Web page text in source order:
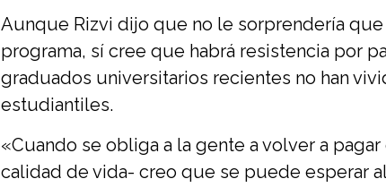
Aunque Rizvi dijo que no le sorprendería
programa, sí cree que habrá resistencia por
graduados universitarios recientes no han
estudiantiles.
«Cuando se obliga a la gente a volver a
calidad de vida- creo que se puede esperar